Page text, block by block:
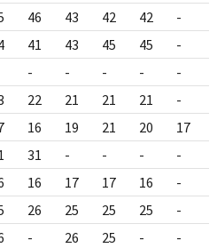
46 43 42 42 -
41 43 45 45 -
- - - - -
22 21 21 21 -
16 19 21 20 17
31 - - - -
16 17 17 16 -
26 25 25 25 -
- 26 25 - -